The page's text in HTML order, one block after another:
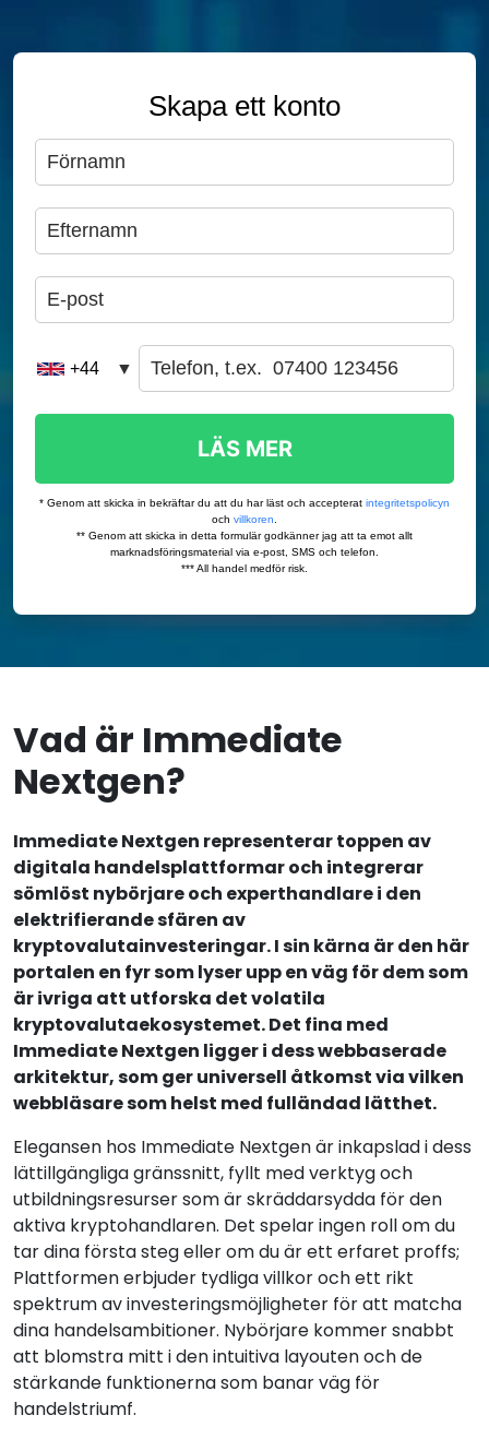
Vad är Immediate
Nextgen?
Immediate Nextgen representerar toppen av
digitala handelsplattformar och integrerar
sömlöst nybörjare och experthandlare i den
elektrifierande sfären av
kryptovalutainvesteringar. I sin kärna är den här
portalen en fyr som lyser upp en väg för dem som
är ivriga att utforska det volatila
kryptovalutaekosystemet. Det fina med
Immediate Nextgen ligger i dess webbaserade
arkitektur, som ger universell åtkomst via vilken
webbläsare som helst med fulländad lätthet.
Elegansen hos Immediate Nextgen är inkapslad i dess
lättillgängliga gränssnitt, fyllt med verktyg och
utbildningsresurser som är skräddarsydda för den
aktiva kryptohandlaren. Det spelar ingen roll om du
tar dina första steg eller om du är ett erfaret proffs;
Plattformen erbjuder tydliga villkor och ett rikt
spektrum av investeringsmöjligheter för att matcha
dina handelsambitioner. Nybörjare kommer snabbt
att blomstra mitt i den intuitiva layouten och de
stärkande funktionerna som banar väg för
handelstriumf.